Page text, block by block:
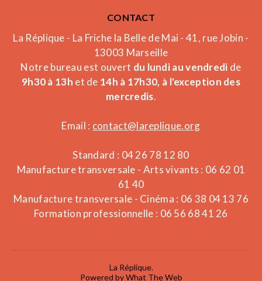
CONTACT
La Réplique - La Friche la Belle de Mai - 41, rue Jobin -
13003 Marseille
Notre bureau est ouvert du lundi au vendredi de
9h30 à 13h et de 14h à 17h30, à l'exception des
mercredis.
Email : contact@lareplique.org
Standard : 04 26 78 12 80
Manufacture transversale - Arts vivants : 06 62 01
61 40
Manufacture transversale - Cinéma : 06 38 04 13 76
Formation professionnelle : 06 56 68 41 26
La Réplique.
Powered by What The Web